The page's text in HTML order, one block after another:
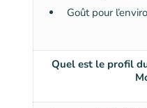
Goût pour
Quel est le profil